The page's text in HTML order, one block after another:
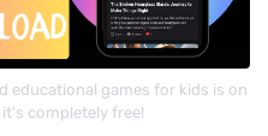
educational games for kids is on
completely free!